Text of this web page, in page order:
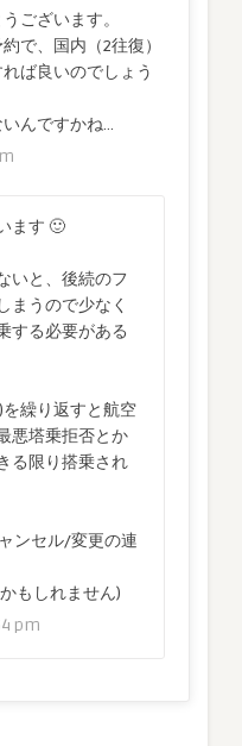
ございます。
で、国内（2往復）
ば良いのでしょう
んですかね…
ます 🙂
いと、後続のフ
まうので少なく
する必要がある
繰り返すと航空
悪塔乗拒否とか
る限り搭乗され
ンセル/変更の連
もしれません)
pm